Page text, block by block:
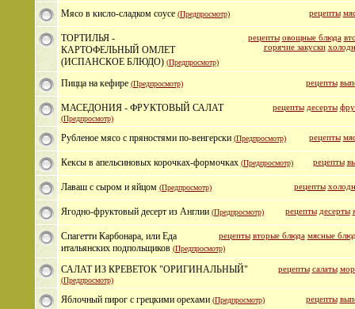
рецепты
Мясо в кисло-сладком соусе (Предпросмотр)
рецепты овощные блюда
горячие закуски
ТОРТИЛЬЯ -
КАРТОФЕЛЬНЫЙ ОМЛЕТ
(ИСПАНСКОЕ БЛЮДО) (Предпросмотр)
рецепты
Пицца на кефире (Предпросмотр)
рецепты десерты
МАСЕДОНИЯ - ФРУКТОВЫЙ САЛАТ
(Предпросмотр)
рецепты
Рубленое мясо с пряностями по-венгерски (Предпросмотр)
рецепты
Кексы в апельсиновых корочках-формочках (Предпросмотр)
рецепты
Лаваш с сыром и яйцом (Предпросмотр)
рецепты десерты
Ягодно-фруктовый десерт из Англии (Предпросмотр)
рецепты вторые блюда мясные
Спагетти Карбонара, или Еда
итальянских подпольщиков (Предпросмотр)
рецепты салаты
САЛАТ ИЗ КРЕВЕТОК "ОРИГИНАЛЬНЫЙ"
(Предпросмотр)
рецепты
Яблочный пирог с грецкими орехами (Предпросмотр)